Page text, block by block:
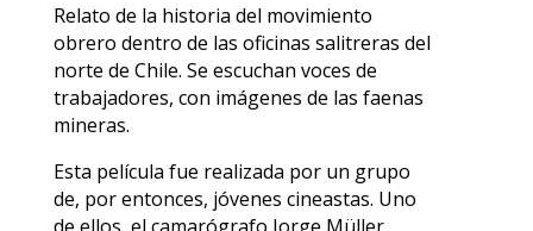
Relato de la historia del movimiento
obrero dentro de las oficinas salitreras del
norte de Chile. Se escuchan voces de
trabajadores, con imágenes de las faenas
mineras.
Esta película fue realizada por un grupo
de, por entonces, jóvenes cineastas. Uno